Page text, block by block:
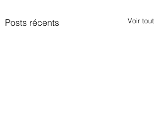
Posts récents Voir tout